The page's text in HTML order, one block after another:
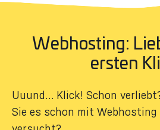
Webhosting:
ersten
Uuund… Klick! Schon
Sie es schon mit